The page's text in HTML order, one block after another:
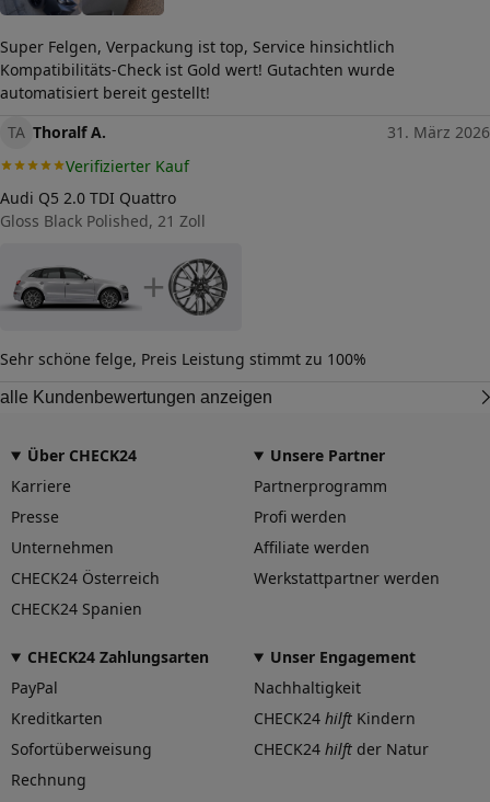
Super Felgen, Verpackung ist top, Service hinsichtlich
Kompatibilitäts-Check ist Gold wert! Gutachten wurde
automatisiert bereit gestellt!
TA Thoralf A.
31. März 2026
Verifizierter Kauf
Audi Q5 2.0 TDI Quattro
Gloss Black Polished, 21 Zoll
+
Sehr schöne felge, Preis Leistung stimmt zu 100%
alle Kundenbewertungen anzeigen
Über CHECK24
Karriere
Presse
Unternehmen
CHECK24 Österreich
CHECK24 Spanien
Unsere Partner
Partnerprogramm
Profi werden
Affiliate werden
Werkstattpartner werden
CHECK24 Zahlungsarten
PayPal
Kreditkarten
Sofortüberweisung
Rechnung
Unser Engagement
Nachhaltigkeit
CHECK24 hilft Kindern
CHECK24 hilft der Natur